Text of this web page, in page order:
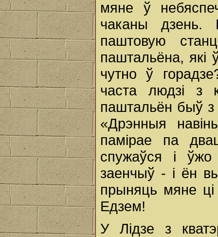
мяне ў
чаканы дзень.
паштовую
паштальёна, які
чутно ў
часта людзі з
паштальён быў з
«Дрэнныя
памірае па
спужаўся і
заенчыў - і ён
прыняць мяне
Едзем!
У Лідзе з